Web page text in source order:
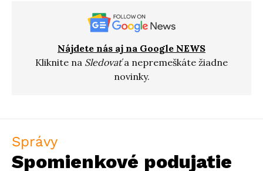
Nájdete nás aj na Google NEWS
Kliknite na Sledovaťa nepremeškáte žiadne
novinky.
Správy
Spomienkové podujatie